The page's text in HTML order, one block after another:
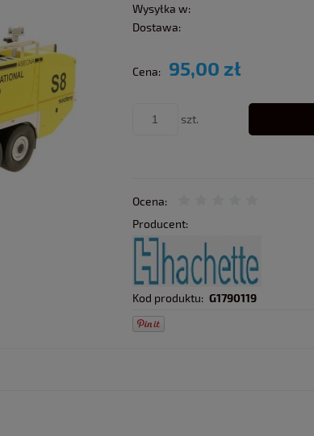
Wysyłka w:
Dostawa:
Cena: 95,00 zł
szt.
Ocena:
Producent:
Kod produktu: G1790119